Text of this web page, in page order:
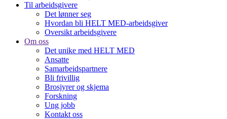
Til arbeidsgivere
Det lønner seg
Hvordan bli HELT MED-arbeidsgiver
Oversikt arbeidsgivere
Om oss
Det unike med HELT MED
Ansatte
Samarbeidspartnere
Bli frivillig
Brosjyrer og skjema
Forskning
Ung jobb
Kontakt oss